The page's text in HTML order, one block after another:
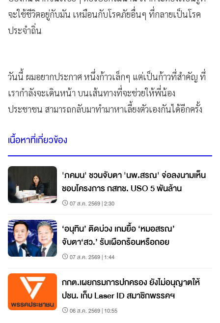
จะใช้ชีวิตอยู่กับมัน เหมือนกับโรคภัยอื่นๆ ที่กลายเป็นโรค
ประจำถิ่น
วันนี้ ผมอยากประกาศ หนึ่งก้าวเล็กๆ แต่เป็นก้าวที่สำคัญ ที่
เรากำลังจะเดินหน้า บนเส้นทางที่จะช่วยให้พี่น้อง
ประชาชน สามารถกลับมาทำมาหาเลี้ยงตัวเองกันได้อีกครั้ง
เนื้อหาที่เกี่ยวข้อง
'ภคมน' ชวนจับตา 'นพ.สรณ' จ่อลงนามเห็น
ชอบโครงการ กสทช. USO 5 พันล้าน
07 ส.ค. 2569 | 2:30
‘อนุทิน’ ติดบ่วง เกมยื้อ ‘หมอสรณ’
จับตา‘สว.’ รับเผือกร้อนหรือถอย
07 ส.ค. 2569 | 1:44
กกต.เผยกรมการปกครอง ยังไม่อนุญาตให้
ปชน. เก็บ Laser ID สมาชิกพรรคฯ
06 ส.ค. 2569 | 10:55